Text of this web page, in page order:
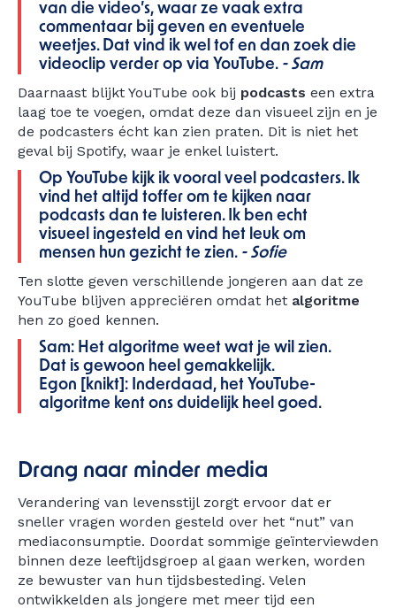
van die video’s, waar ze vaak extra
commentaar bij geven en eventuele
weetjes. Dat vind ik wel tof en dan zoek die
videoclip verder op via YouTube. - Sam
Daarnaast blijkt YouTube ook bij podcasts een extra
laag toe te voegen, omdat deze dan visueel zijn en je
de podcasters écht kan zien praten. Dit is niet het
geval bij Spotify, waar je enkel luistert.
Op YouTube kijk ik vooral veel podcasters. Ik
vind het altijd toffer om te kijken naar
podcasts dan te luisteren. Ik ben echt
visueel ingesteld en vind het leuk om
mensen hun gezicht te zien. - Sofie
Ten slotte geven verschillende jongeren aan dat ze
YouTube blijven appreciëren omdat het algoritme
hen zo goed kennen.
Sam: Het algoritme weet wat je wil zien.
Dat is gewoon heel gemakkelijk.
Egon [knikt]: Inderdaad, het YouTube-
algoritme kent ons duidelijk heel goed.
Drang naar minder media
Verandering van levensstijl zorgt ervoor dat er
sneller vragen worden gesteld over het “nut” van
mediaconsumptie. Doordat sommige geïnterviewden
binnen deze leeftijdsgroep al gaan werken, worden
ze bewuster van hun tijdsbesteding. Velen
ontwikkelden als jongere met meer tijd een